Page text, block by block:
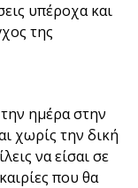
υπέροχα και
της
ημέρα στην
χωρίς την δική
να είσαι σε
που θα